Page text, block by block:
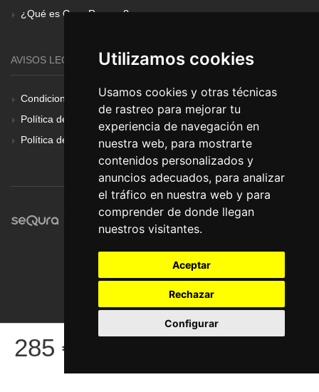
Utilizamos cookies
Usamos cookies y otras técnicas
de rastreo para mejorar tu
experiencia de navegación en
nuestra web, para mostrarte
contenidos personalizados y
anuncios adecuados, para analizar
el tráfico en nuestra web y para
comprender de donde llegan
nuestros visitantes.
Aceptar
Rechazar
Configurar
285 €
¿Qué es Gear Renove?
AVISOS LEGALES
Condiciones Generales
Política de Cookies
Política de Privacidad
© Pronorte Sonido SL. Todos los derechos reservados.